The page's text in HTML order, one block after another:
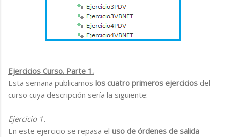
Ejercicios Curso. Parte 1.
Esta semana publicamos los cuatro primeros ejercicios del
curso cuya descripción sería la siguiente:
Ejercicio 1.
En este ejercicio se repasa el uso de órdenes de salida